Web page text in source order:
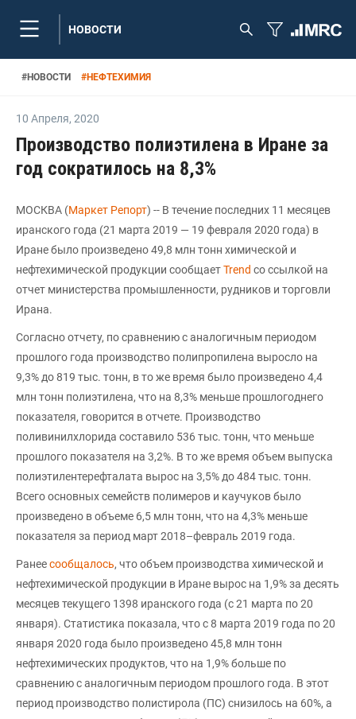
НОВОСТИ
#НОВОСТИ #НЕФТЕХИМИЯ
10 Апреля, 2020
Производство полиэтилена в Иране за
год сократилось на 8,3%
МОСКВА (Маркет Репорт) -- В течение последних 11 месяцев
иранского года (21 марта 2019 — 19 февраля 2020 года) в
Иране было произведено 49,8 млн тонн химической и
нефтехимической продукции сообщаетTrend со ссылкой на
отчет министерства промышленности, рудников и торговли
Ирана.
Согласно отчету, по сравнению с аналогичным периодом
прошлого года производство полипропилена выросло на
9,3% до 819 тыс. тонн, в то же время было произведено 4,4
млн тонн полиэтилена, что на 8,3% меньше прошлогоднего
показателя, говорится в отчете. Производство
поливинилхлорида составило 536 тыс. тонн, что меньше
прошлого показателя на 3,2%. В то же время объем выпуска
полиэтилентерефталата вырос на 3,5% до 484 тыс. тонн.
Всего основных семейств полимеров и каучуков было
произведено в объеме 6,5 млн тонн, что на 4,3% меньше
показателя за период март 2018–февраль 2019 года.
Ранеесообщалось, что объем производства химической и
нефтехимической продукции в Иране вырос на 1,9% за десять
месяцев текущего 1398 иранского года (с 21 марта по 20
января). Статистика показала, что с 8 марта 2019 года по 20
января 2020 года было произведено 45,8 млн тонн
нефтехимических продуктов, что на 1,9% больше по
сравнению с аналогичным периодом прошлого года. В этот
период производство полистирола (ПС) снизилось на 60%, а